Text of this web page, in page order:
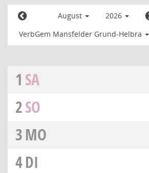
August 2026
VerbGem Mansfelder Grund-Helbra
1 SA
2SO
3MO
4DI